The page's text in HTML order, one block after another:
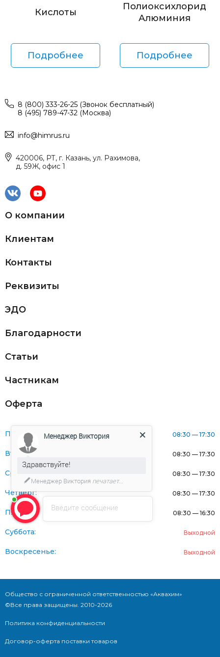
Кислоты
Подробнее
Полиоксихлорид
Алюминия
Подробнее
8 (800) 333-26-25 (Звонок бесплатный)
8 (495) 789-47-32 (Москва)
info@himrus.ru
420006, РТ, г. Казань, ул. Рахимова,
д. 59Ж, офис 1
О компании
Клиентам
Контакты
Реквизиты
ЭДО
Благодарности
Статьи
Частникам
Оферта
Понедельник: 08:30 — 17:30
Вторник: 08:30 — 17:30
Среда: 08:30 — 17:30
Четверг: 08:30 — 17:30
Пятница: 08:30 — 16:30
Суббота: Выходной
Воскресенье: Выходной
Общество с ограниченной ответственностью «Аквахим»
©Все права защищены. 2010-2026
Политика конфиденциальности
Договор-оферта поставки товаров
Введите сообщение
Менеджер Виктория
Здравствуйте!
Менеджер Виктория печатает...